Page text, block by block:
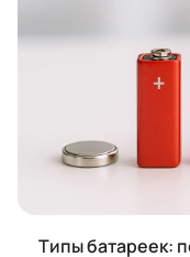
Типы батареек: